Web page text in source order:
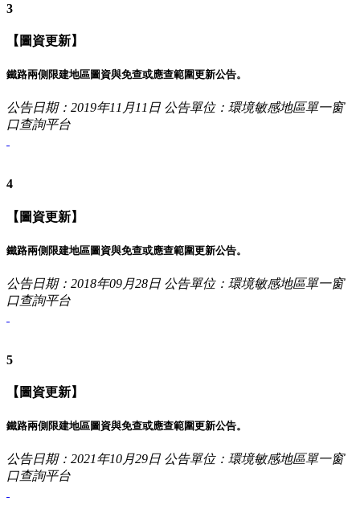
3
【圖資更新】
鐵路兩側限建地區圖資與免查或應查範圍更新公告。
公告日期：2019年11月11日 公告單位：環境敏感地區單一窗
口查詢平台
4
【圖資更新】
鐵路兩側限建地區圖資與免查或應查範圍更新公告。
公告日期：2018年09月28日 公告單位：環境敏感地區單一窗
口查詢平台
5
【圖資更新】
鐵路兩側限建地區圖資與免查或應查範圍更新公告。
公告日期：2021年10月29日 公告單位：環境敏感地區單一窗
口查詢平台